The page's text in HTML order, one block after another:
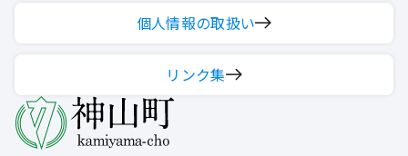
個人情報の取扱い
リンク集